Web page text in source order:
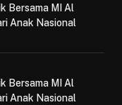
Bersama MI Al
Anak Nasional
Bersama MI Al
Anak Nasional